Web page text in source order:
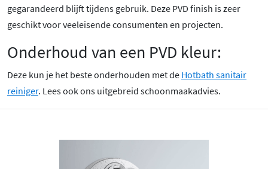
gegarandeerd blijft tijdens gebruik. Deze PVD finish is zeer
geschikt voor veeleisende consumenten en projecten.
Onderhoud van een PVD kleur:
Deze kun je het beste onderhouden met de Hotbath sanitair
reiniger. Lees ook ons uitgebreid schoonmaakadvies.